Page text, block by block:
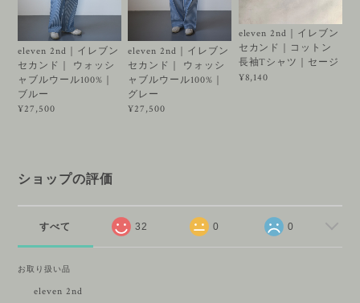
eleven 2nd｜イレブン
セカンド｜ ウォッシ
ャブルウール100%｜
ブルー
¥27,500
eleven 2nd｜イレブン
セカンド｜ ウォッシ
ャブルウール100%｜
グレー
¥27,500
eleven 2nd｜イレブン
セカンド｜コットン
長袖Tシャツ｜セージ
¥8,140
ショップの評価
すべて 32 0 0
お取り扱い品
eleven 2nd